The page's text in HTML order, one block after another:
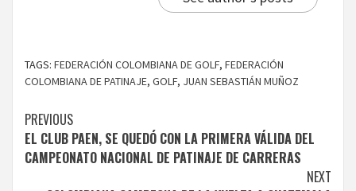
TAGS: FEDERACIÓN COLOMBIANA DE GOLF, FEDERACIÓN
COLOMBIANA DE PATINAJE, GOLF, JUAN SEBASTIÁN MUÑOZ
Continue
Reading
PREVIOUS
EL CLUB PAEN, SE QUEDÓ CON LA PRIMERA VÁLIDA DEL
CAMPEONATO NACIONAL DE PATINAJE DE CARRERAS
NEXT